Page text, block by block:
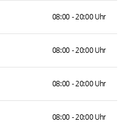
08:00 - 20:00 Uhr
08:00 - 20:00 Uhr
08:00 - 20:00 Uhr
08:00 - 20:00 Uhr